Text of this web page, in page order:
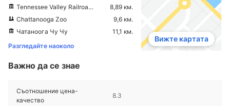
Tennessee Valley Railroad Museum
8,89 км.
Chattanooga Zoo
9,6 км.
Чатаноога Чу Чу
11,1 км.
Разгледайте наоколо
Вижте картата
Важно да се знае
Съотношение цена-
качество
8.3